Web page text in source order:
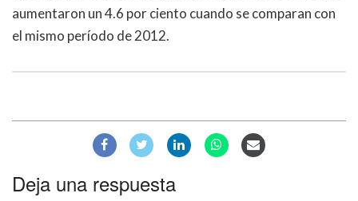
aumentaron un 4.6 por ciento cuando se comparan con
el mismo período de 2012.
Deja una respuesta